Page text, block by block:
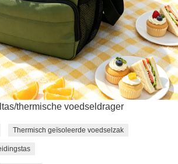
thermische voedseldrager
Thermisch geïsoleerde voedselzak